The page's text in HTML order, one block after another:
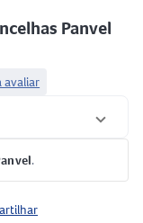
Panvel
avaliar
.